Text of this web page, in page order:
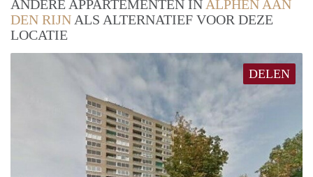
ANDERE APPARTEMENTEN IN ALPHEN AAN
DEN RIJN ALS ALTERNATIEF VOOR DEZE
LOCATIE
DELEN